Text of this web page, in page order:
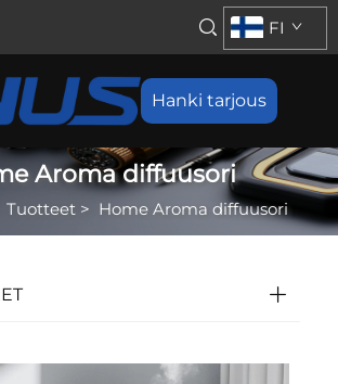
Hanki tarjous
FI
Aroma diffuusori
Tuotteet> Home Aroma diffuusori